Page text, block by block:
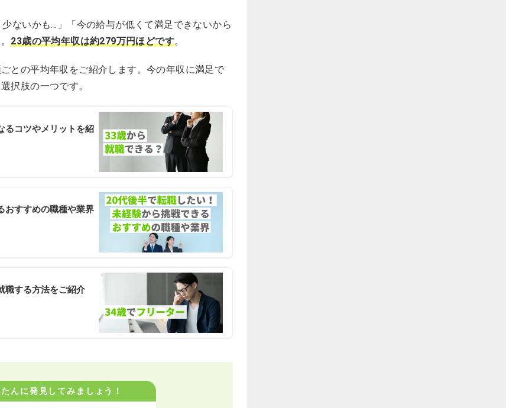
ないかも…」「今の給与が低くて満足できないから
23歳の平均年収は約279万円ほどです。
との平均年収をご紹介します。今の年収に満足で
択肢の一つです。
るコツやメリットを紹
おすすめの職種や業界
職する方法をご紹介
んに発見してみましょう！